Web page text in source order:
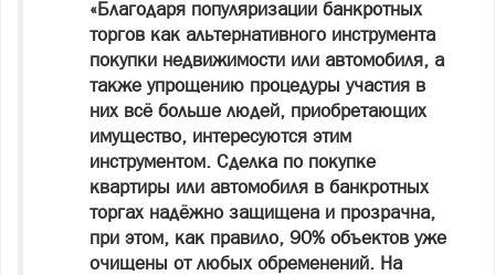
«Благодаря популяризации банкротных
торгов как альтернативного инструмента
покупки недвижимости или автомобиля, а
также упрощению процедуры участия в
них всё больше людей, приобретающих
имущество, интересуются этим
инструментом. Сделка по покупке
квартиры или автомобиля в банкротных
торгах надёжно защищена и прозрачна,
при этом, как правило, 90% объектов уже
очищены от любых обременений. На